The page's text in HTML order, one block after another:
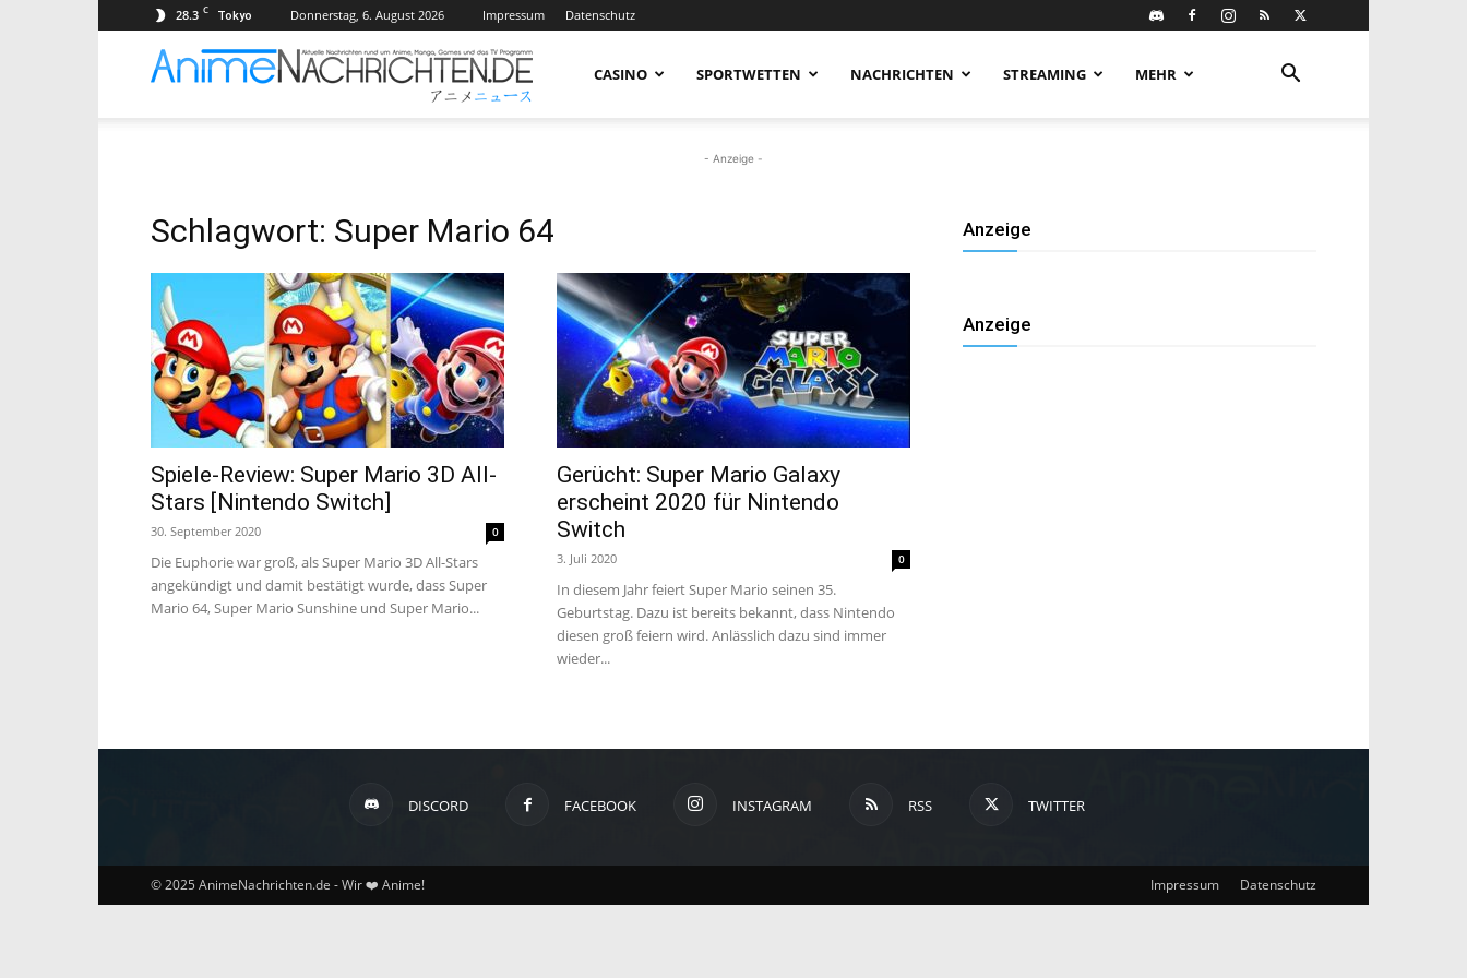
28.3 C Tokyo Donnerstag, 6. August 2026 Impressum Datenschutz
AnimeNachrichten
Aktuelle
News
rund
Anime,
CASINO SPORTWETTEN NACHRICHTEN STREAMING MEHR
- Anzeige -
Schlagwort: Super Mario 64
Spiele-Review: Super Mario 3D All-
Stars [Nintendo Switch]
30. September 2020 0
Die Euphorie war groß, als Super Mario 3D All-Stars
angekündigt und damit bestätigt wurde, dass Super
Mario 64, Super Mario Sunshine und Super Mario...
Gerücht: Super Mario Galaxy
erscheint 2020 für Nintendo
Switch
3. Juli 2020 0
In diesem Jahr feiert Super Mario seinen 35.
Geburtstag. Dazu ist bereits bekannt, dass Nintendo
diesen groß feiern wird. Anlässlich dazu sind immer
wieder...
Anzeige
Anzeige
DISCORD FACEBOOK INSTAGRAM RSS TWITTER
Impressum Datenschutz
© 2025 AnimeNachrichten.de - Wir ❤️ Anime!